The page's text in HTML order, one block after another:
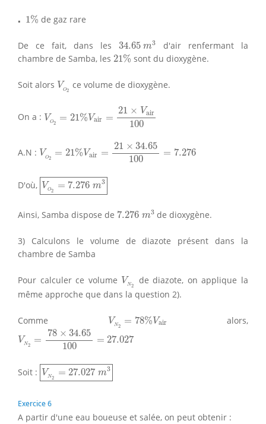
⋅ 1%
1% de gaz rare
De ce fait, dans les 34.65 m3
34.65 m3 d'air renfermant la
chambre de Samba, les 21%
21% sont du dioxygène.
Soit alors VO2
VO 2
ce volume de dioxygène.
On a : VO2 = 21%Vair =
21 × Vair
100
21× V air
A.N : VO2 = 21%Vair =
21 × 34.65
100
= 7.276
21× 34.65100
D'où, VO2 = 7.276 m3
VO2=7.276m3
Ainsi, Samba dispose de 7.276 m3
7.276 m3 de dioxygène.
3) Calculons le volume de diazote présent dans la
chambre de Samba
Pour calculer ce volume VN2
VN 2
de diazote, on applique la
même approche que dans la question 2).
Comme VN2 = 78%Vair
VN 78%Vair alors,
VN2 =
78 × 34.65
100
= 27.027
78×34.65100 27.027
Soit : VN2 = 27.027 m3
VN2=27.027m3
Exercice 6
A partir d'une eau boueuse et salée, on peut obtenir :